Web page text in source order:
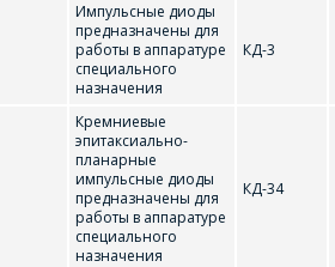
Импульсные диоды
предназначены для
работы в аппаратуре
специального
назначения
КД-3
Кремниевые
эпитаксиально-
планарные
импульсные диоды
предназначены для
работы в аппаратуре
специального
назначения
КД-34